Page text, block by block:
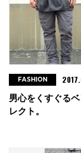
男心をくすぐる
レクト。
FASHION